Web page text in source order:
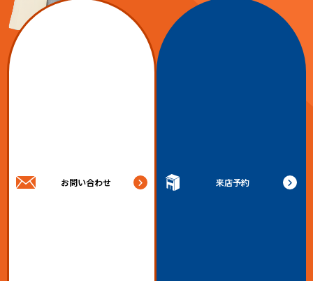
お問い合わせ 来店予約